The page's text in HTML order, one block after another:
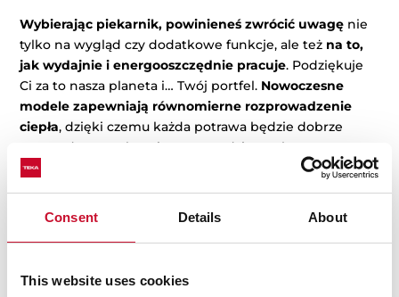
Consent Details About
This website uses cookies
Wybierając piekarnik, powinieneś zwrócić uwagę nie
tylko na wygląd czy dodatkowe funkcje, ale też na to,
jak wydajnie i energooszczędnie pracuje. Podziękuje
Ci za to nasza planeta i… Twój portfel. Nowoczesne
modele zapewniają równomierne rozprowadzenie
ciepła, dzięki czemu każda potrawa będzie dobrze
przyrządzona – chrupiąca tam, gdzie trzeba, a soczysta
w środku.